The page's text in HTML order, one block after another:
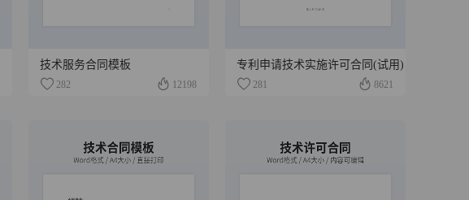
技术服务合同模板
282 12198
专利申请技术实施许可合同(试用)
281 8621